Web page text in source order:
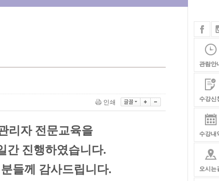
인쇄
리자 전문교육을
간 진행하였습니다.
들께 감사드립니다.
관람안
수강신
수강내
오시는